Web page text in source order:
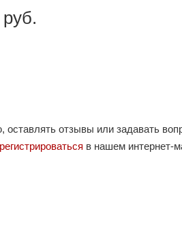
руб.
оставлять отзывы или задавать
в нашем интернет-